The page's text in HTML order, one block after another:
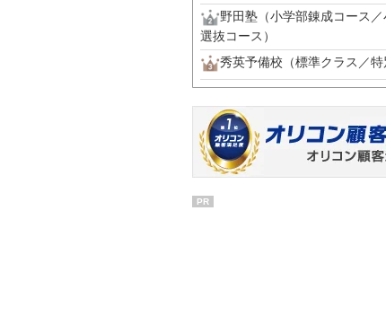
野田塾（小学部錬成コース／
選抜コース）
秀英予備校（標準クラス／特
PR